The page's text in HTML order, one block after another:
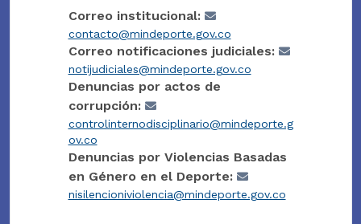
Correo institucional:
contacto@mindeporte.gov.co
Correo notificaciones judiciales:
notijudiciales@mindeporte.gov.co
Denuncias por actos de
corrupción:
controlinternodisciplinario@mindeporte.g
ov.co
Denuncias por Violencias Basadas
en Género en el Deporte:
nisilencioniviolencia@mindeporte.gov.co